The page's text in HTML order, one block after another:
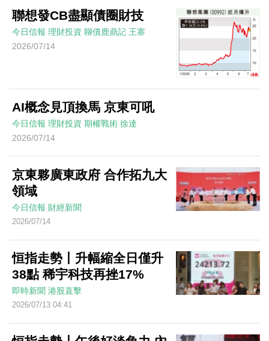
聯想發CB盡顯債圈財技
今日信報 理財投資 聊債鹿鼎記 王寨
2026/07/14
AI概念見頂換馬 京東可吼
今日信報 理財投資 期權戰術 徐達
2026/07/14
京東夥廣東政府 合作拓九大
領域
今日信報 財經新聞
2026/07/14
恒指走勢丨升幅縮全日僅升
38點 稀宇科技再挫17%
即時新聞 港股直擊
2026/07/13 04:41